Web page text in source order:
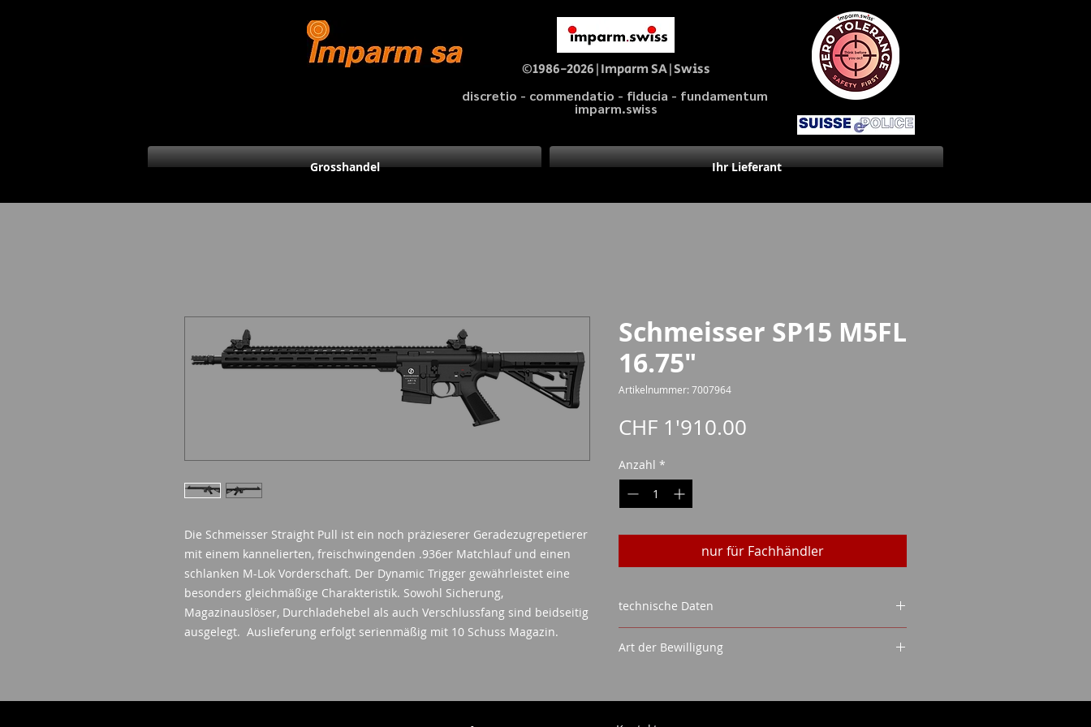
©1986-2026|Imparm SA|Swiss
discretio - commendatio - fiducia - fundamentum
imparm.swiss
Grosshandel Ihr Lieferant
Die Schmeisser Straight Pull ist ein noch präzieserer Geradezugrepetierer
mit einem kannelierten, freischwingenden .936er Matchlauf und einen
schlanken M-Lok Vorderschaft. Der Dynamic Trigger gewährleistet eine
besonders gleichmäßige Charakteristik. Sowohl Sicherung,
Magazinauslöser, Durchladehebel als auch Verschlussfang sind beidseitig
ausgelegt. Auslieferung erfolgt serienmäßig mit 10 Schuss Magazin.
Schmeisser SP15 M5FL
16.75"
Artikelnummer: 7007964
CHF 1'910.00
Anzahl *
nur für Fachhändler
technische Daten
SYSTEM: Repetierbüchse
LÄNGE: 93 cm
LAUF: 42,5 cm
Art der Bewilligung